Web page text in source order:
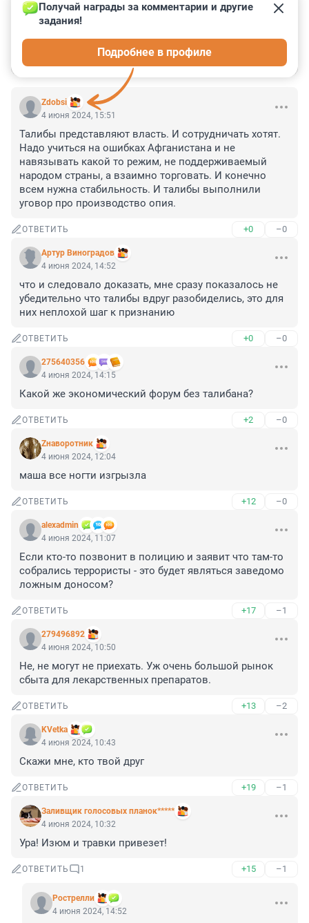
Zdobsi
Получай награды за комментарии и другие
задания!
Подробнее в профиле
4 июня 2024, 15:51
Талибы представляют власть. И сотрудничать хотят.
Надо учиться на ошибках Афганистана и не
навязывать какой то режим, не поддерживаемый
народом страны, а взаимно торговать. И конечно
всем нужна стабильность. И талибы выполнили
уговор про производство опия.
ОТВЕТИТЬ +0 –0
Артур Виноградов
4 июня 2024, 14:52
что и следовало доказать, мне сразу показалось не
убедительно что талибы вдруг разобиделись, это для
них неплохой шаг к признанию
ОТВЕТИТЬ +0 –0
275640356
4 июня 2024, 14:15
Какой же экономический форум без талибана?
ОТВЕТИТЬ +2 –0
Zнаворотник
4 июня 2024, 12:04
маша все ногти изгрызла
ОТВЕТИТЬ +12 –0
alexadmin
4 июня 2024, 11:07
Если кто-то позвонит в полицию и заявит что там-то
собрались террористы - это будет являться заведомо
ложным доносом?
ОТВЕТИТЬ +17 –1
279496892
4 июня 2024, 10:50
Не, не могут не приехать. Уж очень большой рынок
сбыта для лекарственных препаратов.
ОТВЕТИТЬ +13 –2
KVetka
4 июня 2024, 10:43
Скажи мне, кто твой друг
ОТВЕТИТЬ +19 –1
Заливщик голосовых планок*****
4 июня 2024, 10:32
Ура! Изюм и травки привезет!
ОТВЕТИТЬ 1 +15 –1
Рострелли
4 июня 2024, 14:52